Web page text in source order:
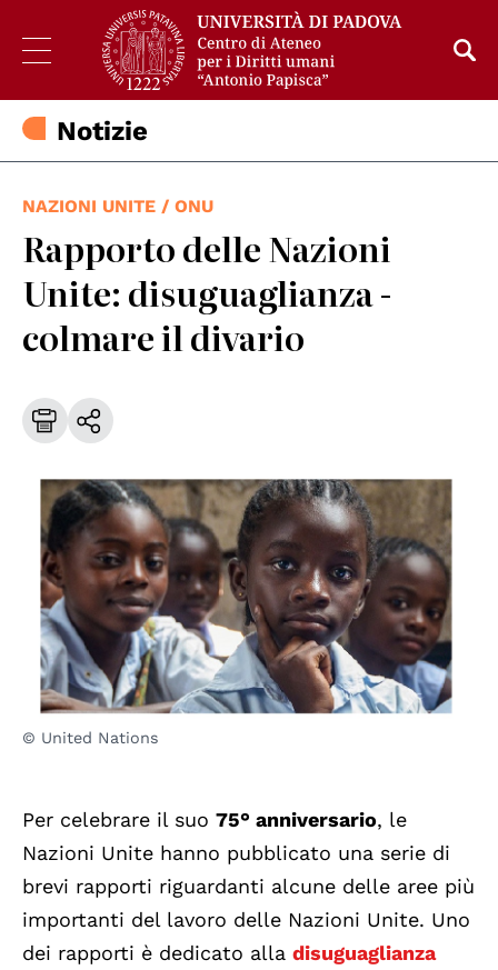
Notizie
NAZIONI UNITE / ONU
Rapporto delle Nazioni
Unite: disuguaglianza -
colmare il divario
© United Nations
Per celebrare il suo 75° anniversario, le
Nazioni Unite hanno pubblicato una serie di
brevi rapporti riguardanti alcune delle aree più
importanti del lavoro delle Nazioni Unite. Uno
dei rapporti è dedicato alla disuguaglianza